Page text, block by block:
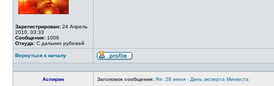
Зарегистрирован: 24 Апрель
2010, 03:33
Сообщения: 1008
Откуда: С дальних рубежей
Вернуться к началу
Профиль
Аспирин
Заголовок сообщения: Re: 28 июня - День эксперта Минюста